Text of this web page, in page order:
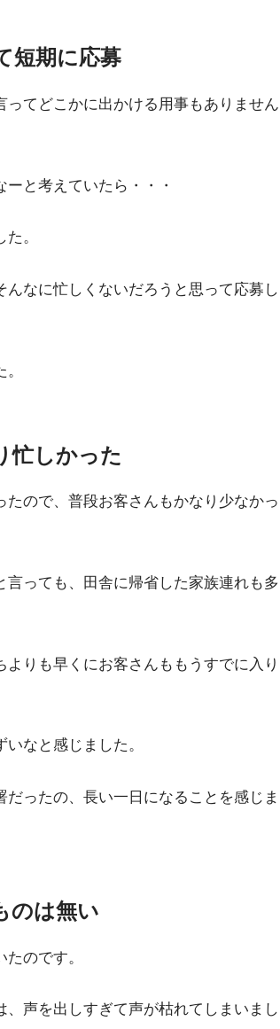
短期に応募
てどこかに出かける用事もありません
と考えていたら・・・
。
なに忙しくないだろうと思って応募し
忙しかった
ので、普段お客さんもかなり少なかっ
っても、田舎に帰省した家族連れも多
りも早くにお客さんももうすでに入り
なと感じました。
ったの、長い一日になることを感じま
のは無い
のです。
声を出しすぎて声が枯れてしまいまし